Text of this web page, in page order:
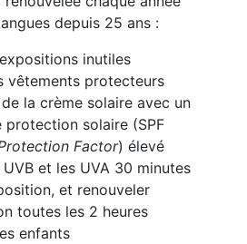
depuis 25 ans :
inutiles
vêtements protecteurs
la crème solaire avec un
protection solaire (SPF
Factor) élevé
et les UVA 30 minutes
et renouveler
toutes les 2 heures
enfants